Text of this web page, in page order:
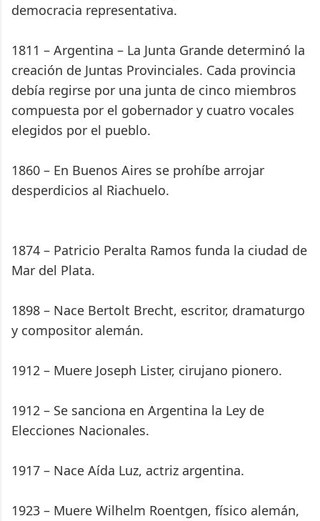
democracia representativa.
1811 – Argentina – La Junta Grande determinó la
creación de Juntas Provinciales. Cada provincia
debía regirse por una junta de cinco miembros
compuesta por el gobernador y cuatro vocales
elegidos por el pueblo.
1860 – En Buenos Aires se prohíbe arrojar
desperdicios al Riachuelo.
1874 – Patricio Peralta Ramos funda la ciudad de
Mar del Plata.
1898 – Nace Bertolt Brecht, escritor, dramaturgo
y compositor alemán.
1912 – Muere Joseph Lister, cirujano pionero.
1912 – Se sanciona en Argentina la Ley de
Elecciones Nacionales.
1917 – Nace Aída Luz, actriz argentina.
1923 – Muere Wilhelm Roentgen, físico alemán,